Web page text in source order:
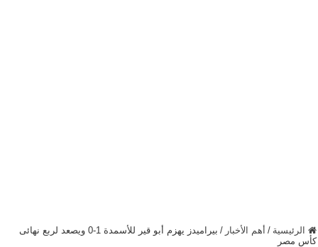
الرئيسية / أهم الأخبار /
بيراميدز يهزم أبو قير للأسمدة 1-0 ويصعد لربع نهائى
كأس مصر